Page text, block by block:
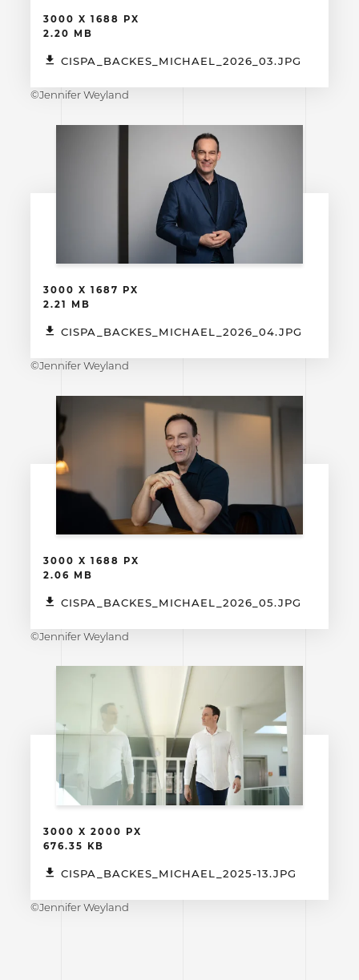
3000 X 1688 PX
2.20 MB
CISPA_BACKES_MICHAEL_2026_03.JPG
©Jennifer Weyland
3000 X 1687 PX
2.21 MB
CISPA_BACKES_MICHAEL_2026_04.JPG
©Jennifer Weyland
3000 X 1688 PX
2.06 MB
CISPA_BACKES_MICHAEL_2026_05.JPG
©Jennifer Weyland
3000 X 2000 PX
676.35 KB
CISPA_BACKES_MICHAEL_2025-13.JPG
©Jennifer Weyland